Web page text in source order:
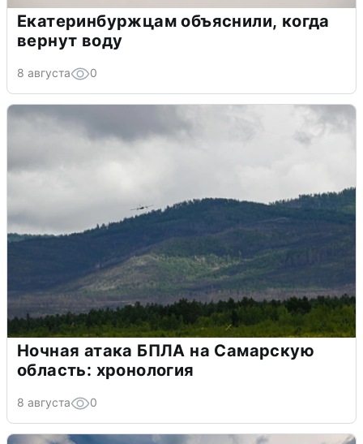
Екатеринбуржцам объяснили, когда
вернут воду
8 августа 0
Ночная атака БПЛА на Самарскую
область: хронология
8 августа 0